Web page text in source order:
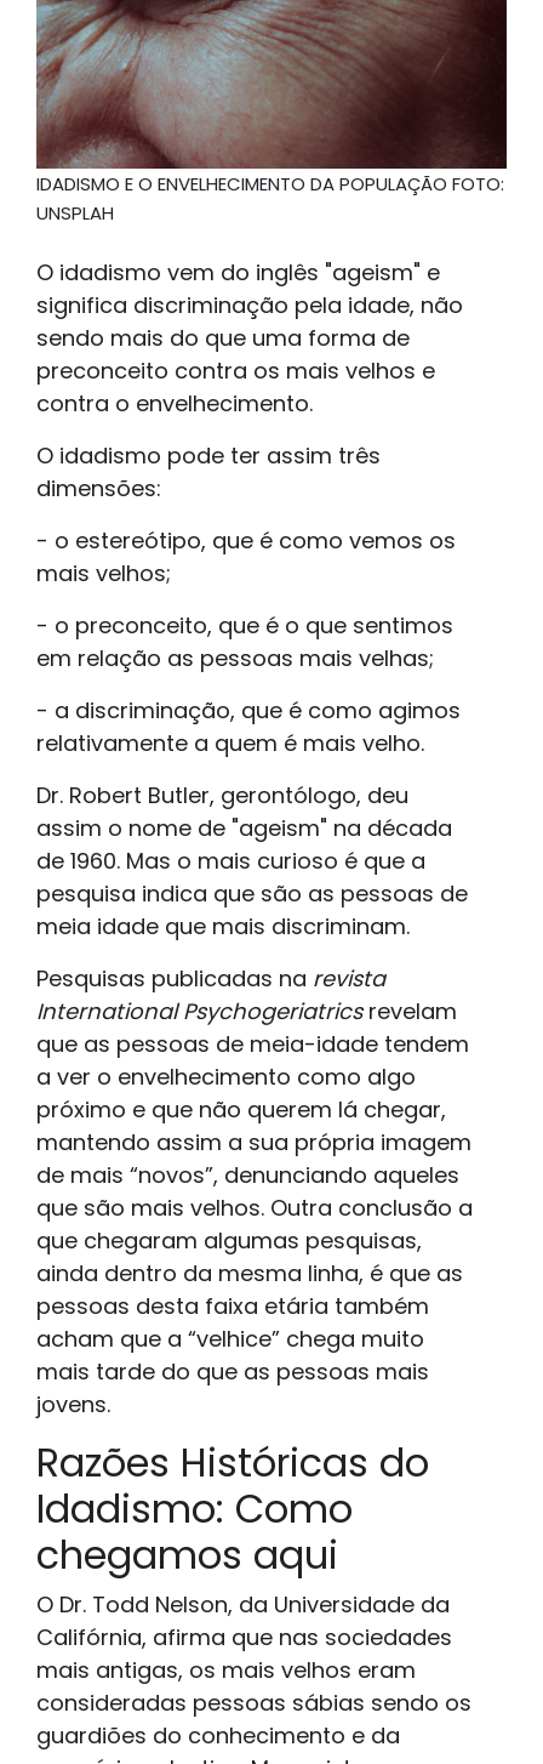
IDADISMO E O ENVELHECIMENTO DA POPULAÇÃO FOTO:
UNSPLAH
O idadismo vem do inglês "ageism" e
significa discriminação pela idade, não
sendo mais do que uma forma de
preconceito contra os mais velhos e
contra o envelhecimento.
O idadismo pode ter assim três
dimensões:
- o estereótipo, que é como vemos os
mais velhos;
- o preconceito, que é o que sentimos
em relação as pessoas mais velhas;
- a discriminação, que é como agimos
relativamente a quem é mais velho.
Dr. Robert Butler, gerontólogo, deu
assim o nome de "ageism" na década
de 1960. Mas o mais curioso é que a
pesquisa indica que são as pessoas de
meia idade que mais discriminam.
Pesquisas publicadas na revista
International Psychogeriatricsrevelam
que as pessoas de meia-idade tendem
a ver o envelhecimento como algo
próximo e que não querem lá chegar,
mantendo assim a sua própria imagem
de mais “novos”, denunciando aqueles
que são mais velhos. Outra conclusão a
que chegaram algumas pesquisas,
ainda dentro da mesma linha, é que as
pessoas desta faixa etária também
acham que a “velhice” chega muito
mais tarde do que as pessoas mais
jovens.
Razões Históricas do
Idadismo: Como
chegamos aqui
O Dr. Todd Nelson, da Universidade da
Califórnia, afirma que nas sociedades
mais antigas, os mais velhos eram
consideradas pessoas sábias sendo os
guardiões do conhecimento e da